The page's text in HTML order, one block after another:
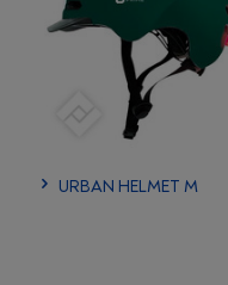
URBAN HELMET M